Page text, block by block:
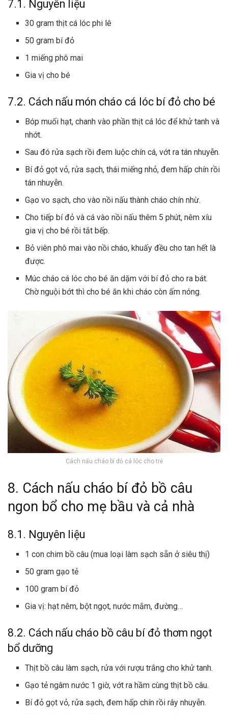
7.1. Nguyên liệu
30 gram thịt cá lóc phi lê
50 gram bí đỏ
1 miếng phô mai
Gia vị cho bé
7.2. Cách nấu món cháo cá lóc bí đỏ cho bé
Bóp muối hạt, chanh vào phần thịt cá lóc để khử tanh và
nhớt.
Sau đó rửa sạch rồi đem luộc chín cá, vớt ra tán nhuyễn.
Bí đỏ gọt vỏ, rửa sạch, thái miếng nhỏ, đem hấp chín rồi
tán nhuyễn.
Gạo vo sạch, cho vào nồi nấu thành cháo chín nhừ.
Cho tiếp bí đỏ và cá vào nồi nấu thêm 5 phút, nêm xíu
gia vị cho bé rồi tắt bếp.
Bỏ viên phô mai vào nồi cháo, khuấy đều cho tan hết là
được.
Múccháo cá lóc cho bé ăn dặm với bí đỏ cho ra bát.
Chờ nguội bớt thì cho bé ăn khi cháo còn ấm nóng.
Cách nấu cháo bí đỏ cá lóc cho trẻ
8. Cách nấu cháo bí đỏ bồ câu
ngon bổ cho mẹ bầu và cả nhà
8.1. Nguyên liệu
1 con chim bồ câu (mua loại làm sạch sẵn ở siêu thị)
50 gram gạo tẻ
100 gram bí đỏ
Gia vị: hạt nêm, bột ngọt, nước mắm, đường…
8.2. Cách nấu cháo bồ câu bí đỏ thơm ngọt
bổ dưỡng
Thịt bồ câu làm sạch, rửa với rượu trắng cho khử tanh.
Gạo tẻ ngâm nước 1 giờ, vớt ra hầm cùng thịt bồ câu.
Bí đỏ gọt vỏ, rửa sạch, đem hấp chín rồi rây nhuyễn.